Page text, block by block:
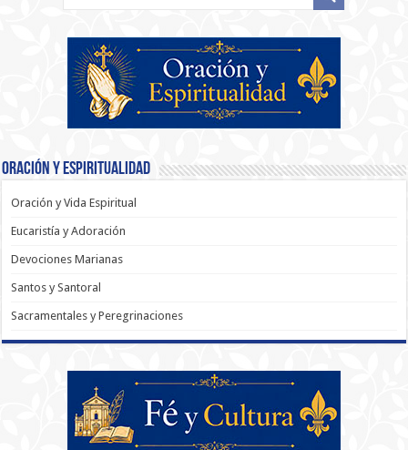
Oración y Espiritualidad
Oración y Vida Espiritual
Eucaristía y Adoración
Devociones Marianas
Santos y Santoral
Sacramentales y Peregrinaciones